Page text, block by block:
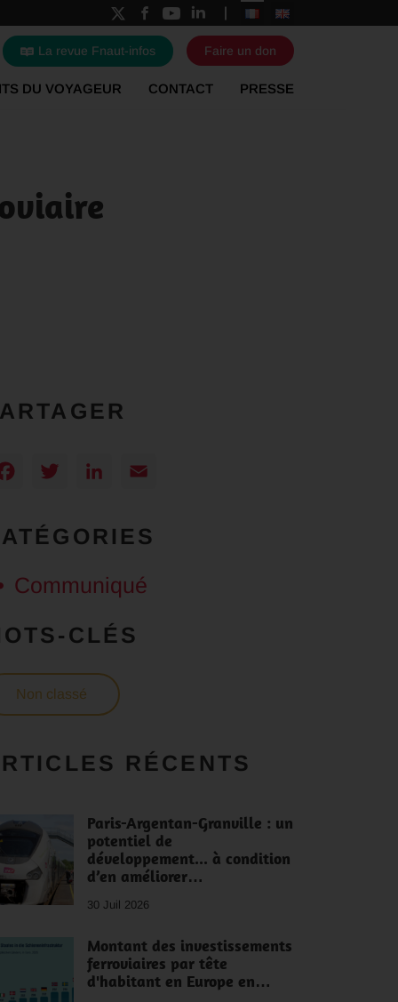
La revue Fnaut-infos Faire un don
DU VOYAGEUR CONTACT PRESSE
Facebook
TwitterLinkedIn
Communiqué
CLÉS
Non classé
RÉCENTS
Paris-Argentan-Granville : un
potentiel de
développement... à condition
d’en améliorer…
30 Juil 2026
Montant des investissements
ferroviaires par tête
d'habitant en Europe en…